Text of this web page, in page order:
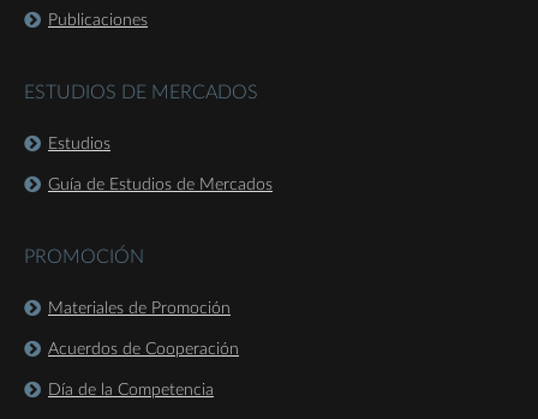
Publicaciones
ESTUDIOS DE MERCADOS
Estudios
Guía de Estudios de Mercados
PROMOCIÓN
Materiales de Promoción
Acuerdos de Cooperación
Día de la Competencia